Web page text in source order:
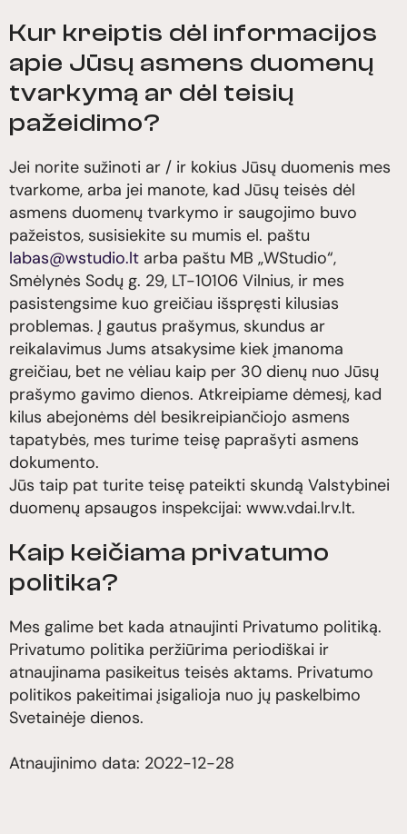
Kur kreiptis dėl informacijos
apie Jūsų asmens duomenų
tvarkymą ar dėl teisių
pažeidimo?
Jei norite sužinoti ar / ir kokius Jūsų duomenis mes
tvarkome, arba jei manote, kad Jūsų teisės dėl
asmens duomenų tvarkymo ir saugojimo buvo
pažeistos, susisiekite su mumis el. paštu
labas@wstudio.lt arba paštu MB „WStudio“,
Smėlynės Sodų g. 29, LT-10106 Vilnius, ir mes
pasistengsime kuo greičiau išspręsti kilusias
problemas. Į gautus prašymus, skundus ar
reikalavimus Jums atsakysime kiek įmanoma
greičiau, bet ne vėliau kaip per 30 dienų nuo Jūsų
prašymo gavimo dienos. Atkreipiame dėmesį, kad
kilus abejonėms dėl besikreipiančiojo asmens
tapatybės, mes turime teisę paprašyti asmens
dokumento.
Jūs taip pat turite teisę pateikti skundą Valstybinei
duomenų apsaugos inspekcijai: www.vdai.lrv.lt.
Kaip keičiama privatumo
politika?
Mes galime bet kada atnaujinti Privatumo politiką.
Privatumo politika peržiūrima periodiškai ir
atnaujinama pasikeitus teisės aktams. Privatumo
politikos pakeitimai įsigalioja nuo jų paskelbimo
Svetainėje dienos.
Atnaujinimo data: 2022-12-28